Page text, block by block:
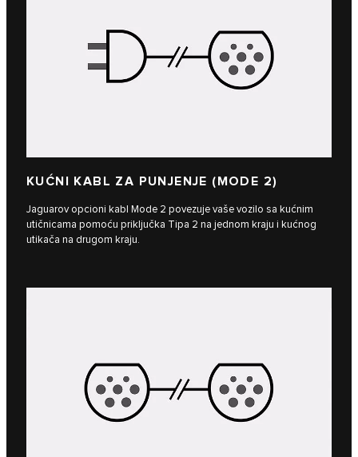
KUĆNI KABL ZA PUNJENJE (MODE 2)
Jaguarov opcioni kabl Mode 2 povezuje vaše vozilo sa kućnim
utičnicama pomoću priključka Tipa 2 na jednom kraju i kućnog
utikača na drugom kraju.